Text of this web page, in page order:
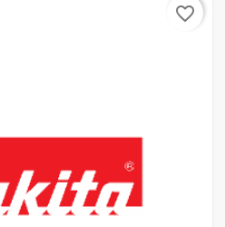
favorite_border